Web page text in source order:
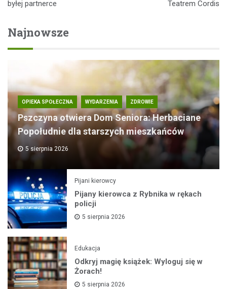
byłej partnerce
Teatrem Cordis
Najnowsze
OPIEKA SPOŁECZNA WYDARZENIA ZDROWIE
Pszczyna otwiera Dom Seniora: Herbaciane
Popołudnie dla starszych mieszkańców
5 sierpnia 2026
Pijani kierowcy
Pijany kierowca z Rybnika w rękach
policji
5 sierpnia 2026
Edukacja
Odkryj magię książek: Wyloguj się w
Żorach!
5 sierpnia 2026